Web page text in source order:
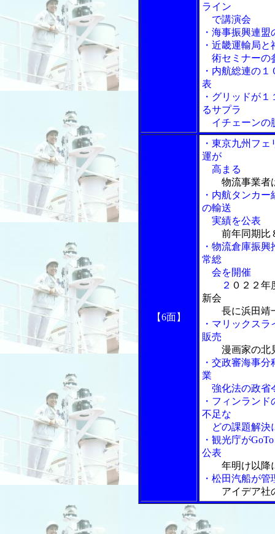
ライン
で講演会
・海事振興連
・近畿運輸局
術セミナーの
・内航総連の
表
・グリッドが
るサプラ
イチェーンの
【6面】
・東京九州フ
運が
高まる
物流事業者
・内航タンカ
の輸送
実績を公表
前年同期比
・物流倉庫振
常総
会を開催
２ ０２２年
新会
長に浜田靖
・マリックス
販売
漫画家の北
・交政審海事
業
強化法の政省
・フィンラン
不足な
どの課題解決
・観光庁が
公表
年明け以降
・松田汽船が
アイデア社